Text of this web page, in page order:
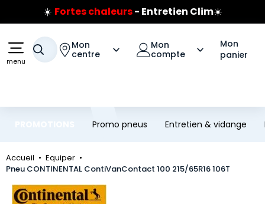
Aller au contenu principal
Aller à la navigation
☀️ Fortes chaleurs- Entretien Clim☀️
Prix coûtant pneus Bridgestone
🔥
Jusqu'à 120€ remboursés
sur les pneus Bridgestone
menu
Votre recherche
Mon
centre
Mon
compte
Mon
panier
Promo pneus Entretien & vidange
Accueil
Equiper
Pneu CONTINENTAL ContiVanContact 100 215/65R16 106T
Marque